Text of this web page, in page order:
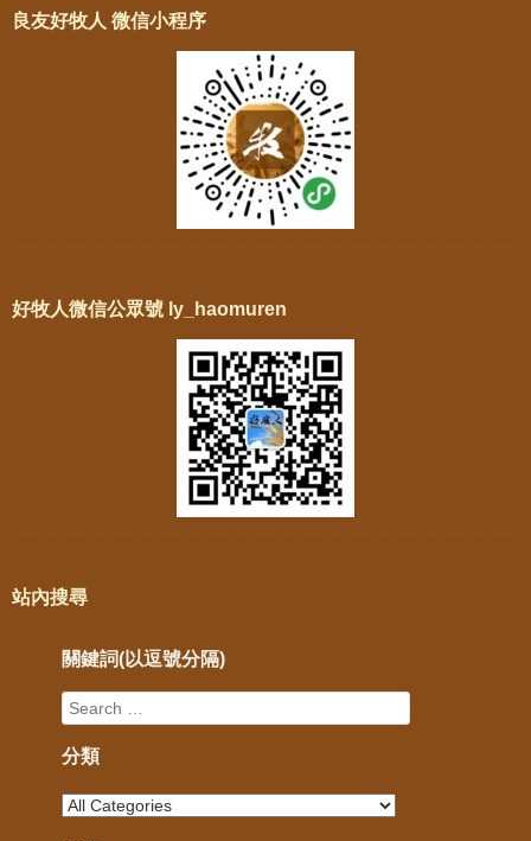
良友好牧人 微信小程序
好牧人微信公眾號 ly_haomuren
站內搜尋
關鍵詞(以逗號分隔)
分類